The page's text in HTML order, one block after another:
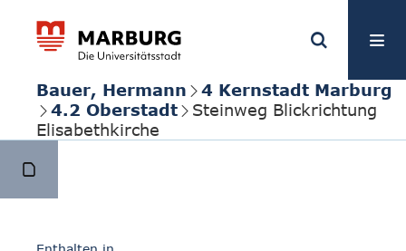
Bauer, Hermann
4 Kernstadt Marburg
4.2 Oberstadt
Steinweg Blickrichtung
Elisabethkirche